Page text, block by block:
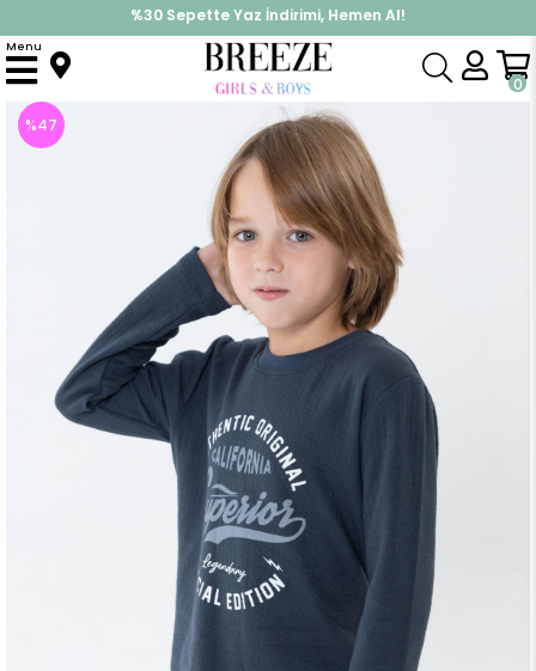
%30 Sepette Yaz İndirimi, Hemen Al!
İndirimlere ek %10 İndirimi Kap, Hemen Üye Ol!
0
Menu
Anasayfa Üst Giyim Uzun Kollu Tişört Erkek Çocuk Uzun Kollu Tişört Yazı Baskılı Füme (9 Yaş)
%47